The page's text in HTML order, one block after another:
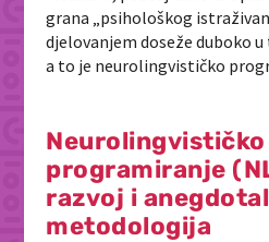
grana „psihološkog
djelovanjem doseže duboko
a to je neurolingvističko
Neurolingvističko
programiranje
razvoj i
metodologija